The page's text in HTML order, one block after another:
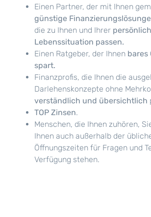
Einen Partner, der mit Ihnen
günstige
die zu Ihnen und Ihrer
Lebenssituation passen.
Einen Ratgeber, der Ihnen bares
spart.
Finanzprofis, die Ihnen die
Darlehenskonzepte ohne
verständlich und übersichtlich
TOP Zinsen.
Menschen, die Ihnen zuhören,
Ihnen auch außerhalb der
Öffnungszeiten für Fragen und
Verfügung stehen.